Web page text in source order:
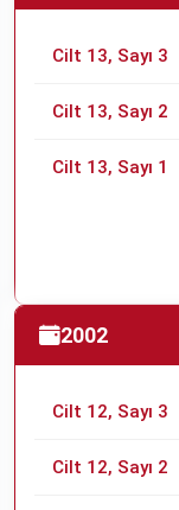
Cilt 13, Sayı 3
Cilt 13, Sayı 2
Cilt 13, Sayı 1
2002
Cilt 12, Sayı 3
Cilt 12, Sayı 2